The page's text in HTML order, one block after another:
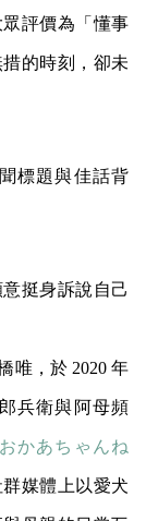
評價為「懂事
的時刻，卻未
標題與佳話背
挺身訴說自己
唯，於 2020 年
兵衛與阿母頻
かあちゃんね
媒體上以愛犬